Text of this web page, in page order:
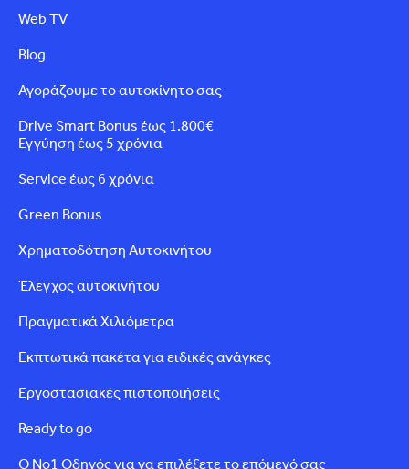
Web TV
Blog
Αγοράζουμε το αυτοκίνητο σας
Drive Smart Bonus έως 1.800€
Εγγύηση έως 5 χρόνια
Service έως 6 χρόνια
Green Bonus
Χρηματοδότηση Αυτοκινήτου
Έλεγχος αυτοκινήτου
Πραγματικά Χιλιόμετρα
Εκπτωτικά πακέτα για ειδικές ανάγκες
Εργοστασιακές πιστοποιήσεις
Ready to go
Ο Νο1 Οδηγός για να επιλέξετε το επόμενό σας